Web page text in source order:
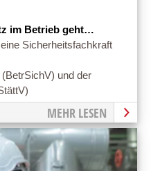
im Betrieb geht…
Sicherheitsfachkraft
und der
MEHR LESEN